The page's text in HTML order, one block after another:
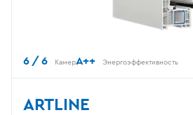
6 / 6 КамерA++ Энергоэффективность
ARTLINE